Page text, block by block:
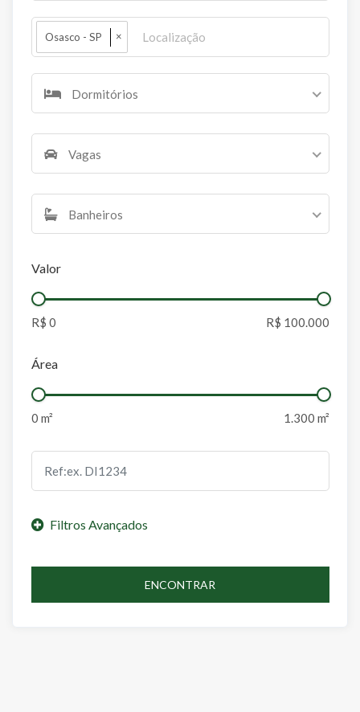
Osasco - SP ×
Dormitórios
Vagas
Banheiros
Valor
Área
ENCONTRAR